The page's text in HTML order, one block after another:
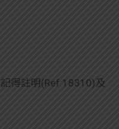
得註明(Ref:18310)及